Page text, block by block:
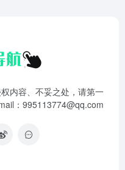
内容、不妥之处，请第一
：995113774@qq.com